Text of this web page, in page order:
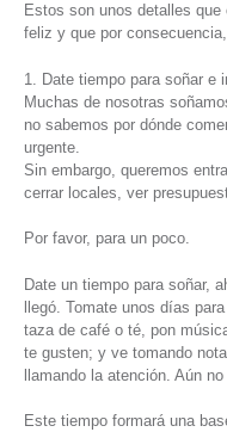
Estos son unos detalles
feliz y que por
1. Date tiempo para soñar e
Muchas de nosotras
no sabemos por dónde
urgente.
Sin embargo, queremos
cerrar locales, ver
Por favor, para un poco.
Date un tiempo para soñar,
llegó. Tomate unos días
taza de café o té, pon
te gusten; y ve tomando
llamando la atención. Aún no
Este tiempo formará una